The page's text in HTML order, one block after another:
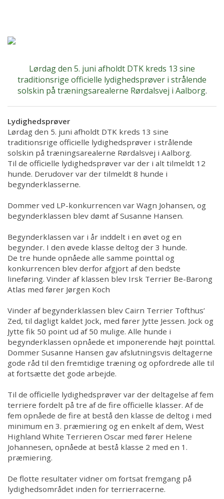
Om kredsen
Resultater
Galleri
KONTAKTER
Aktivitets kalender
Lørdag den 5. juni afholdt DTK kreds 13 sine
traditionsrige officielle lydighedsprøver i strålende
solskin på træningsarealerne Rørdalsvej i Aalborg.
Lydighedsprøver
Lørdag den 5. juni afholdt DTK kreds 13 sine
traditionsrige officielle lydighedsprøver i strålende
solskin på træningsarealerne Rørdalsvej i Aalborg.
Til de officielle lydighedsprøver var der i alt tilmeldt 12
hunde. Derudover var der tilmeldt 8 hunde i
begynderklasserne.
Dommer ved LP-konkurrencen var Wagn Johansen, og
begynderklassen blev dømt af Susanne Hansen.
Begynderklassen var i år inddelt i en øvet og en
begynder. I den øvede klasse deltog der 3 hunde.
De tre hunde opnåede alle samme pointtal og
konkurrencen blev derfor afgjort af den bedste
lineføring. Vinder af klassen blev Irsk Terrier Be-Barong
Atlas med fører Jørgen Koch
Vinder af begynderklassen blev Cairn Terrier Tofthus’
Zed, til dagligt kaldet Jock, med fører Jytte Jessen. Jock og
Jytte fik 50 point ud af 50 mulige. Alle hunde i
begynderklassen opnåede et imponerende højt pointtal.
Dommer Susanne Hansen gav afslutningsvis deltagerne
gode råd til den fremtidige træning og opfordrede alle til
at fortsætte det gode arbejde.
Til de officielle lydighedsprøver var der deltagelse af fem
terriere fordelt på tre af de fire officielle klasser. Af de
fem opnåede de fire at bestå den klasse de deltog i med
minimum en 3. præmiering og en enkelt af dem, West
Highland White Terrieren Oscar med fører Helene
Johannesen, opnåede at bestå klasse 2 med en 1.
præmiering.
De flotte resultater vidner om fortsat fremgang på
lydighedsområdet inden for terrierracerne.